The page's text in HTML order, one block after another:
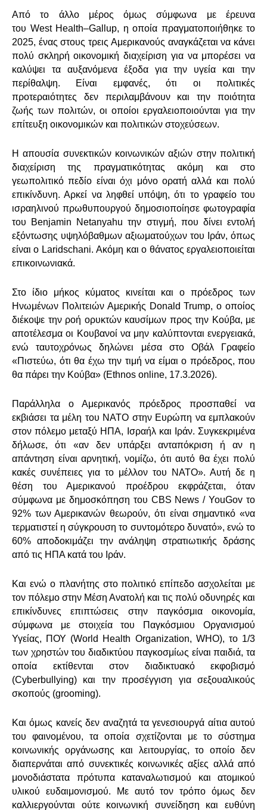
Από το άλλο μέρος όμως σύμφωνα με έρευνα
του West Health–Gallup, η οποία πραγματοποιήθηκε το
2025, ένας στους τρεις Αμερικανούς αναγκάζεται να κάνει
πολύ σκληρή οικονομική διαχείριση για να μπορέσει να
καλύψει τα αυξανόμενα έξοδα για την υγεία και την
περίθαλψη. Είναι εμφανές, ότι οι πολιτικές
προτεραιότητες δεν περιλαμβάνουν και την ποιότητα
ζωής των πολιτών, οι οποίοι εργαλειοποιούνται για την
επίτευξη οικονομικών και πολιτικών στοχεύσεων.
Η απουσία συνεκτικών κοινωνικών αξιών στην πολιτική
διαχείριση της πραγματικότητας ακόμη και στο
γεωπολιτικό πεδίο είναι όχι μόνο ορατή αλλά και πολύ
επικίνδυνη. Αρκεί να ληφθεί υπόψη, ότι το γραφείο του
ισραηλινού πρωθυπουργού δημοσιοποίησε φωτογραφία
του
Benjamin Netanyahu την στιγμή, που δίνει εντολή
εξόντωσης υψηλόβαθμων αξιωματούχων του Ιράν, όπως
είναι ο Laridschani. Ακόμη και ο θάνατος εργαλειοποιείται
επικοινωνιακά.
Στο ίδιο μήκος κύματος κινείται και ο πρόεδρος των
Ηνωμένων Πολιτειών Αμερικής Donald Trump, ο οποίος
διέκοψε την ροή ορυκτών καυσίμων προς την Κούβα, με
αποτέλεσμα οι Κουβανοί να μην καλύπτονται ενεργειακά,
ενώ ταυτοχρόνως δηλώνει μέσα στο Οβάλ Γραφείο
«Πιστεύω, ότι θα έχω την τιμή να είμαι ο πρόεδρος, που
θα πάρει την Κούβα» (Ethnos online, 17.3.2026).
Παράλληλα ο Αμερικανός πρόεδρος προσπαθεί να
εκβιάσει τα μέλη του ΝΑΤΟ στην Ευρώπη να εμπλακούν
στον πόλεμο μεταξύ ΗΠΑ, Ισραήλ και Ιράν. Συγκεκριμένα
δήλωσε, ότι «αν δεν υπάρξει ανταπόκριση ή αν η
απάντηση είναι αρνητική, νομίζω, ότι αυτό θα έχει πολύ
κακές συνέπειες για το μέλλον του ΝΑΤΟ». Αυτή δε η
θέση του Αμερικανού προέδρου εκφράζεται, όταν
σύμφωνα με δημοσκόπηση του CBS News /YouGov το
92% των Αμερικανών θεωρούν, ότι είναι σημαντικό «να
τερματιστεί η σύγκρουση το συντομότερο δυνατό», ενώ το
60% αποδοκιμάζει την ανάληψη στρατιωτικής δράσης
από τις ΗΠΑ κατά του Ιράν.
Και ενώ ο πλανήτης στο πολιτικό επίπεδο ασχολείται με
τον πόλεμο στην Μέση Ανατολή και τις πολύ οδυνηρές και
επικίνδυνες επιπτώσεις στην παγκόσμια οικονομία,
σύμφωνα με στοιχεία του Παγκόσμιου Οργανισμού
Υγείας, ΠΟΥ (World Health Organization, WHO), το 1/3
των χρηστών του διαδικτύου παγκοσμίως είναι παιδιά, τα
οποία εκτίθενται στον διαδικτυακό εκφοβισμό
(Cyberbullying) και την προσέγγιση για σεξουαλικούς
σκοπούς (grooming).
Και όμως κανείς δεν αναζητά τα γενεσιουργά αίτια αυτού
του φαινομένου, τα οποία σχετίζονται με το σύστημα
κοινωνικής οργάνωσης και λειτουργίας, το οποίο δεν
διαπερνάται από συνεκτικές κοινωνικές αξίες αλλά από
μονοδιάστατα πρότυπα καταναλωτισμού και ατομικού
υλικού ευδαιμονισμού. Με αυτό τον τρόπο όμως δεν
καλλιεργούνται ούτε κοινωνική συνείδηση και ευθύνη